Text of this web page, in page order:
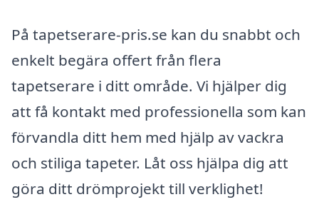
På tapetserare-pris.se kan du snabbt och
enkelt begära offert från flera
tapetserare i ditt område. Vi hjälper dig
att få kontakt med professionella som kan
förvandla ditt hem med hjälp av vackra
och stiliga tapeter. Låt oss hjälpa dig att
göra ditt drömprojekt till verklighet!